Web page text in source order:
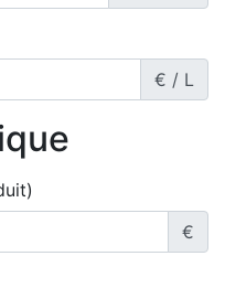
€ / L
€